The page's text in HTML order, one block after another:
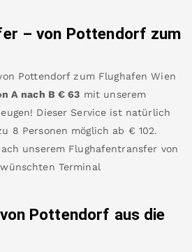
– von Pottendorf zum
Pottendorf zum Flughafen Wien
A nach B €63 mit unserem
Dieser Service ist natürlich
8 Personen möglich ab € 102.
unserem Flughafentransfer von
Terminal
Pottendorf aus die